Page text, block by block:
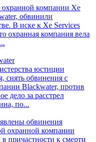
компании Xe
обвинили
В иске к Xe Services
охранная компания вела
юстиции
снять обвинения с
Blackwater, против
дело за расстрел
по...
обвинения
охранной компании
причастности к смерти